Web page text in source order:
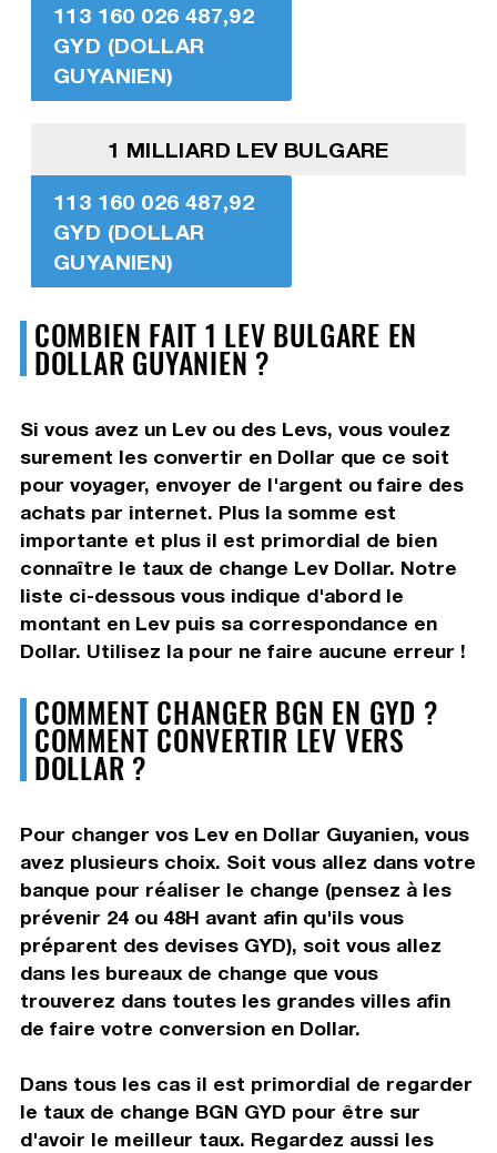
113 160 026 487,92
GYD (DOLLAR
GUYANIEN)
1 MILLIARD LEV BULGARE
113 160 026 487,92
GYD (DOLLAR
GUYANIEN)
COMBIEN FAIT 1 LEV BULGARE EN
DOLLAR GUYANIEN ?
Si vous avez un Lev ou des Levs, vous voulez
surement les convertir en Dollar que ce soit
pour voyager, envoyer de l'argent ou faire des
achats par internet. Plus la somme est
importante et plus il est primordial de bien
connaître le taux de change Lev Dollar. Notre
liste ci-dessous vous indique d'abord le
montant en Lev puis sa correspondance en
Dollar. Utilisez la pour ne faire aucune erreur !
COMMENT CHANGER BGN EN GYD ?
COMMENT CONVERTIR LEV VERS
DOLLAR ?
Pour changer vos Lev en Dollar Guyanien, vous
avez plusieurs choix. Soit vous allez dans votre
banque pour réaliser le change (pensez à les
prévenir 24 ou 48H avant afin qu'ils vous
préparent des devises GYD), soit vous allez
dans les bureaux de change que vous
trouverez dans toutes les grandes villes afin
de faire votre conversion en Dollar.
Dans tous les cas il est primordial de regarder
le taux de change BGN GYD pour être sur
d'avoir le meilleur taux. Regardez aussi les